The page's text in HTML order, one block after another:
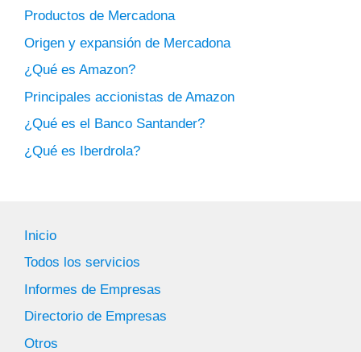
Productos de Mercadona
Origen y expansión de Mercadona
¿Qué es Amazon?
Principales accionistas de Amazon
¿Qué es el Banco Santander?
¿Qué es Iberdrola?
Inicio
Todos los servicios
Informes de Empresas
Directorio de Empresas
Otros